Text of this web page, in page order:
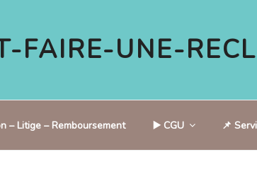
FAIRE-UNE-
– Litige – Remboursement ▶️ CGU 📌